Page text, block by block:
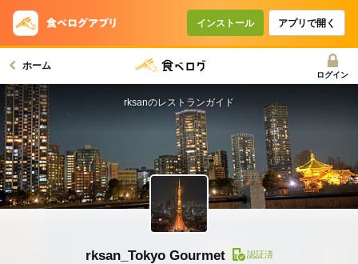
インストール アプリで開く
ホーム
ログイン
rksan_Tokyo Gourmet 認証済
rksanのレストランガイド